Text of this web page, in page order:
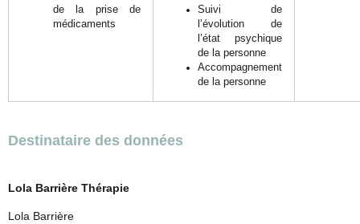
de la prise de
médicaments
Suivi de
l’évolution de
l’état psychique
de la personne
Accompagnement
de la personne
Destinataire des données
Lola Barrière Thérapie
Lola Barrière